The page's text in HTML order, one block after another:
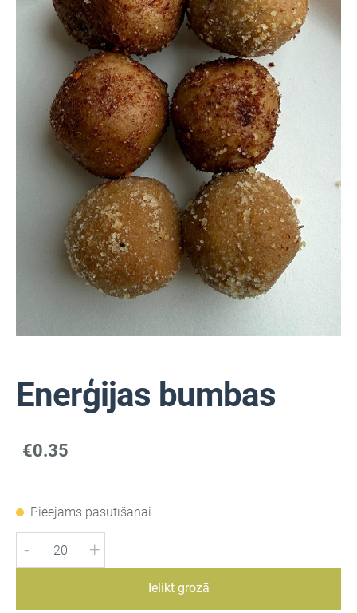
Enerģijas bumbas
€0.35
Pieejams pasūtīšanai
- +
Ielikt grozā